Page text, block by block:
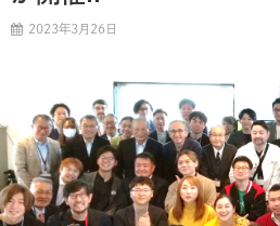
2023年3月26日